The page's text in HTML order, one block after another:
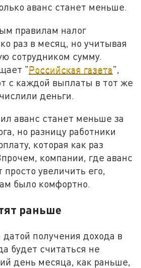
аванс станет меньше.
правилам налог
раз в месяц, но учитывая
сотрудником сумму.
"Российская газета",
с каждой выплаты в тот же
деньги.
аванс станет меньше за
но разницу работники
которая как раз
компании, где аванс
увеличить его,
было комфортно.
раньше
датой получения дохода в
будет считаться не
день месяца, как раньше,